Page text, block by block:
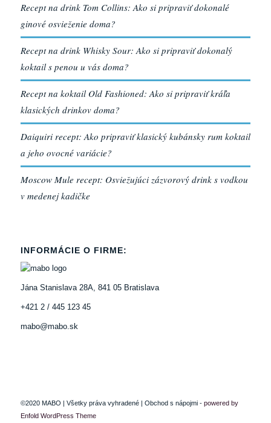
Recept na drink Tom Collins: Ako si pripraviť dokonalé
ginové osvieženie doma?
Recept na drink Whisky Sour: Ako si pripraviť dokonalý
koktail s penou u vás doma?
Recept na koktail Old Fashioned: Ako si pripraviť kráľa
klasických drinkov doma?
Daiquiri recept: Ako pripraviť klasický kubánsky rum koktail
a jeho ovocné variácie?
Moscow Mule recept: Osviežujúci zázvorový drink s vodkou
v medenej kadičke
INFORMÁCIE O FIRME:
Jána Stanislava 28A, 841 05 Bratislava
+421 2 / 445 123 45
mabo@mabo.sk
©2020 MABO | Všetky práva vyhradené | Obchod s nápojmi - powered by
Enfold WordPress Theme